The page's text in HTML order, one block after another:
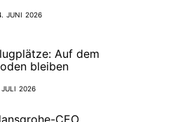
JUNI 2026
Auf dem
bleiben
JULI 2026